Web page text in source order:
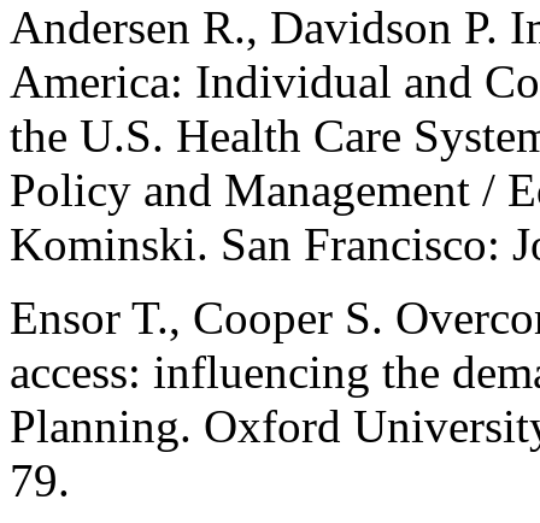
Andersen R., Davidson P.
America: Individual and
the U.S. Health Care
Policy and Management /
Kominski. San Francisco:
Ensor T., Cooper S.
access: influencing the
Planning. Oxford
79.